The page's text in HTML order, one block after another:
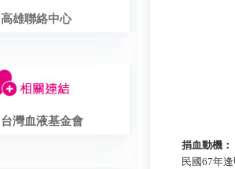
高雄聯絡中心
台灣血液基金會
捐血動機：
民國67年